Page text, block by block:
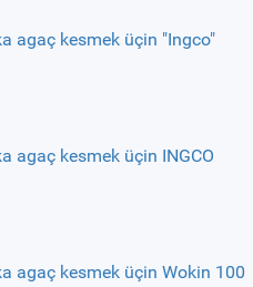
agaç kesmek üçin "Ingco"
agaç kesmek üçin INGCO
agaç kesmek üçin Wokin 100